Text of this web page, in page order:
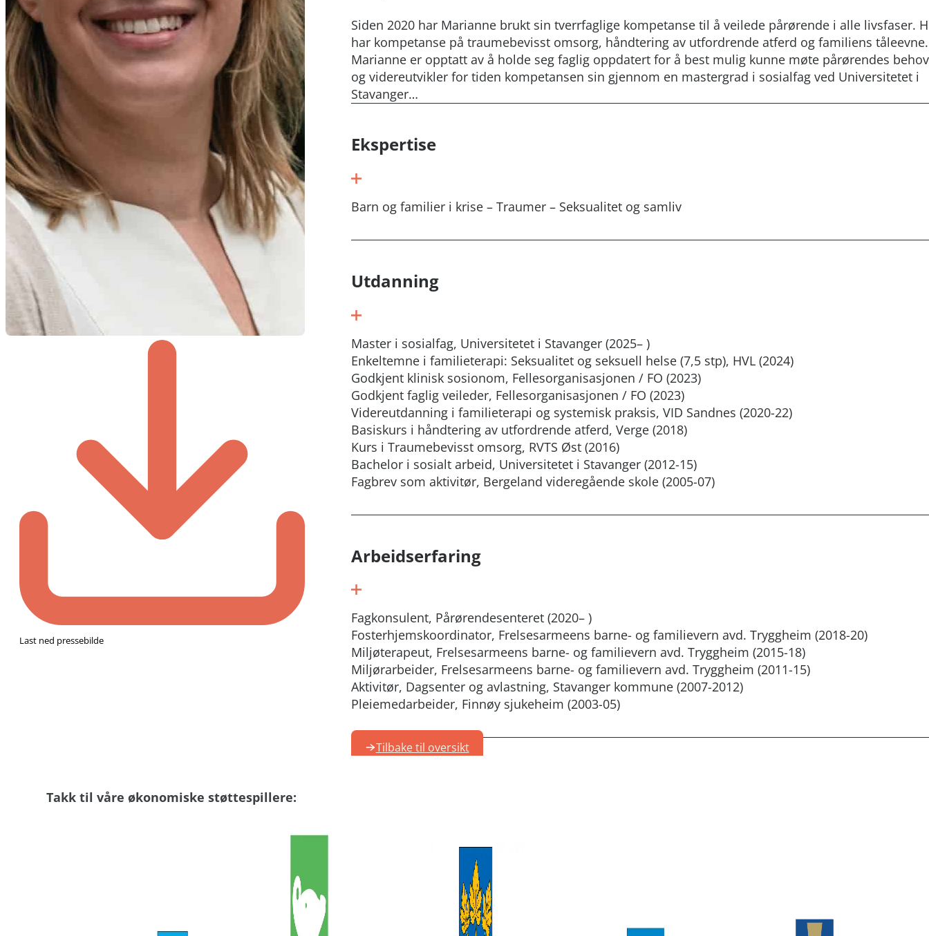
Last ned pressebilde
Siden 2020 har Marianne brukt sin tverrfaglige kompetanse til å veilede pårørende i alle livsfaser.
har kompetanse på traumebevisst omsorg, håndtering av utfordrende atferd og familiens tåleevne.
Marianne er opptatt av å holde seg faglig oppdatert for å best mulig kunne møte pårørendes
og videreutvikler for tiden kompetansen sin gjennom en mastergrad i sosialfag ved Universitetet i
Stavanger…
Ekspertise
Barn og familier i krise – Traumer – Seksualitet og samliv
Utdanning
Master i sosialfag, Universitetet i Stavanger (2025– )
Enkeltemne i familieterapi: Seksualitet og seksuell helse (7,5 stp), HVL (2024)
Godkjent klinisk sosionom, Fellesorganisasjonen / FO (2023)
Godkjent faglig veileder, Fellesorganisasjonen / FO (2023)
Videreutdanning i familieterapi og systemisk praksis, VID Sandnes (2020-22)
Basiskurs i håndtering av utfordrende atferd, Verge (2018)
Kurs i Traumebevisst omsorg, RVTS Øst (2016)
Bachelor i sosialt arbeid, Universitetet i Stavanger (2012-15)
Fagbrev som aktivitør, Bergeland videregående skole (2005-07)
Arbeidserfaring
Fagkonsulent, Pårørendesenteret (2020– )
Fosterhjemskoordinator, Frelsesarmeens barne- og familievern avd. Tryggheim (2018-20)
Miljøterapeut, Frelsesarmeens barne- og familievern avd. Tryggheim (2015-18)
Miljørarbeider, Frelsesarmeens barne- og familievern avd. Tryggheim (2011-15)
Aktivitør, Dagsenter og avlastning, Stavanger kommune (2007-2012)
Pleiemedarbeider, Finnøy sjukeheim (2003-05)
Tilbake til oversikt
Takk til våre økonomiske støttespillere: